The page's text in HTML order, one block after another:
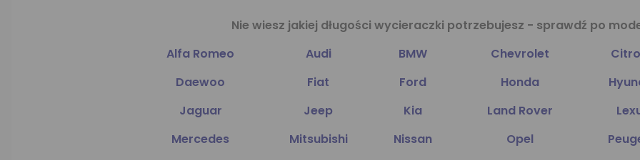
Nie wiesz jakiej długości wycieraczki potrzebujesz - sprawdź po
Alfa Romeo
Audi BMW Chevrolet
Daewoo
Fiat Ford Honda
Jaguar
Jeep Kia Land Rover
Mercedes
Mitsubishi Nissan Opel